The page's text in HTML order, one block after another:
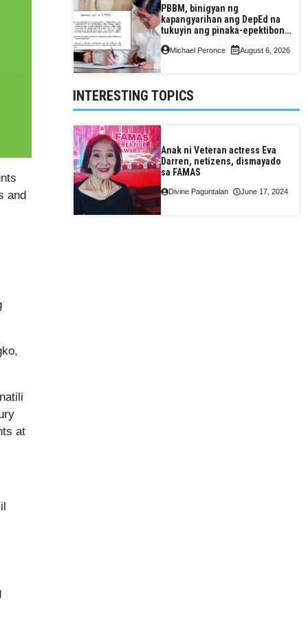
and
at
PBBM, binigyan ng
kapangyarihan ang DepEd na
tukuyin ang pinaka-epektibong
Michael Peronce August 6, 2026
INTERESTING TOPICS
Anak ni Veteran actress Eva
Darren, netizens, dismayado
sa FAMAS
Divine Paguntalan June 17, 2024